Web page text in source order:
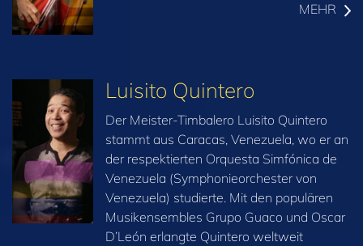
MEHR
Luisito Quintero
Der Meister-Timbalero Luisito Quintero
stammt aus Caracas, Venezuela, wo er an
der respektierten Orquesta Simfónica de
Venezuela (Symphonieorchester von
Venezuela) studierte. Mit den populären
Musikensembles Grupo Guaco und Oscar
D’León erlangte Quintero weltweit